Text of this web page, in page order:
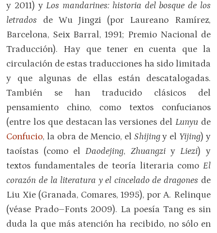
y 2011) yLos mandarines: historia del bosque de los
letrados de Wu Jingzi (por Laureano Ramírez,
Barcelona, Seix Barral, 1991; Premio Nacional de
Traducción). Hay que tener en cuenta que la
circulación de estas traducciones ha sido limitada
y que algunas de ellas están descatalogadas.
También se han traducido clásicos del
pensamiento chino, como textos confucianos
(entre los que destacan las versiones del Lunyu de
Confucio, la obra de Mencio, el Shijingy el Yijing) y
taoístas (como elDaodejing, Zhuangzi yLiezi) y
textos fundamentales de teoría literaria como El
corazón de la literatura y el cincelado de dragones de
Liu Xie (Granada, Comares, 1995), por A. Relinque
(véase Prado–Fonts 2009). La poesía Tang es sin
duda la que más atención ha recibido, no sólo en